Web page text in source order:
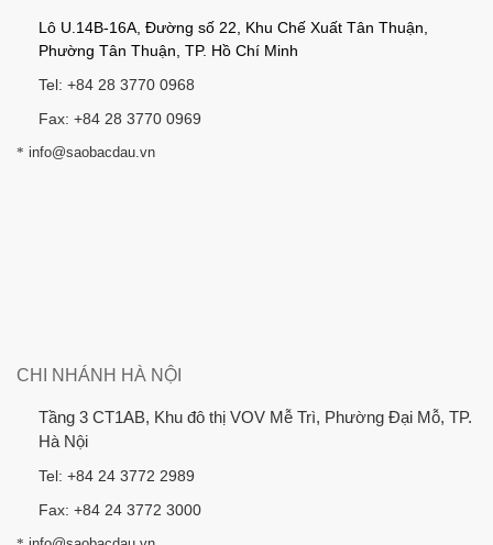
Lô U.14B-16A, Đường số 22, Khu Chế Xuất Tân Thuận,
Phường Tân Thuận, TP. Hồ Chí Minh
Tel: +84 28 3770 0968
Fax: +84 28 3770 0969
* info@saobacdau.vn
CHI NHÁNH HÀ NỘI
Tầng 3 CT1AB, Khu đô thị VOV Mễ Trì, Phường Đại Mỗ, TP.
Hà Nội
Tel: +84 24 3772 2989
Fax: +84 24 3772 3000